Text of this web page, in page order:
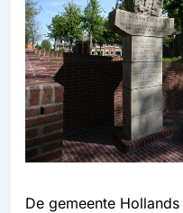
De gemeente